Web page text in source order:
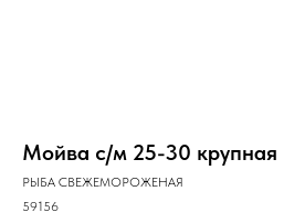
Мойва с/м 25-30 крупная
РЫБА СВЕЖЕМОРОЖЕНАЯ
59156